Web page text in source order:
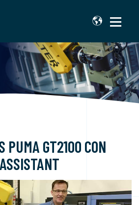
PUMA GT2100 CON